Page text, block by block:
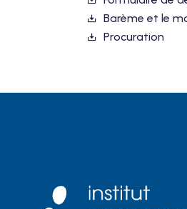
Barème et le
Procuration